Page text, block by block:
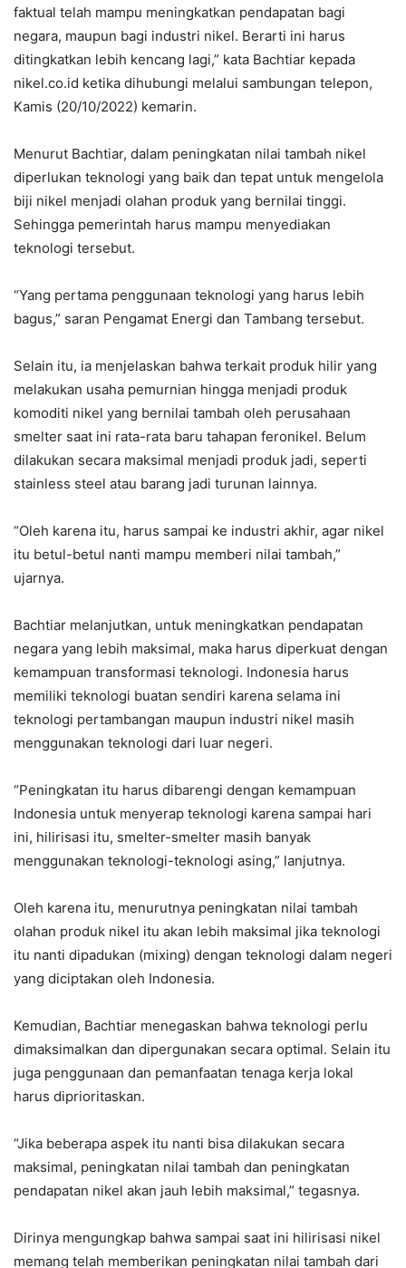
faktual telah mampu meningkatkan pendapatan bagi
negara, maupun bagi industri nikel. Berarti ini harus
ditingkatkan lebih kencang lagi,” kata Bachtiar kepada
nikel.co.id ketika dihubungi melalui sambungan telepon,
Kamis (20/10/2022) kemarin.
Menurut Bachtiar, dalam peningkatan nilai tambah nikel
diperlukan teknologi yang baik dan tepat untuk mengelola
biji nikel menjadi olahan produk yang bernilai tinggi.
Sehingga pemerintah harus mampu menyediakan
teknologi tersebut.
“Yang pertama penggunaan teknologi yang harus lebih
bagus,” saran Pengamat Energi dan Tambang tersebut.
Selain itu, ia menjelaskan bahwa terkait produk hilir yang
melakukan usaha pemurnian hingga menjadi produk
komoditi nikel yang bernilai tambah oleh perusahaan
smelter saat ini rata-rata baru tahapan feronikel. Belum
dilakukan secara maksimal menjadi produk jadi, seperti
stainless steel atau barang jadi turunan lainnya.
“Oleh karena itu, harus sampai ke industri akhir, agar nikel
itu betul-betul nanti mampu memberi nilai tambah,”
ujarnya.
Bachtiar melanjutkan, untuk meningkatkan pendapatan
negara yang lebih maksimal, maka harus diperkuat dengan
kemampuan transformasi teknologi. Indonesia harus
memiliki teknologi buatan sendiri karena selama ini
teknologi pertambangan maupun industri nikel masih
menggunakan teknologi dari luar negeri.
“Peningkatan itu harus dibarengi dengan kemampuan
Indonesia untuk menyerap teknologi karena sampai hari
ini, hilirisasi itu, smelter-smelter masih banyak
menggunakan teknologi-teknologi asing,” lanjutnya.
Oleh karena itu, menurutnya peningkatan nilai tambah
olahan produk nikel itu akan lebih maksimal jika teknologi
itu nanti dipadukan (mixing) dengan teknologi dalam negeri
yang diciptakan oleh Indonesia.
Kemudian, Bachtiar menegaskan bahwa teknologi perlu
dimaksimalkan dan dipergunakan secara optimal. Selain itu
juga penggunaan dan pemanfaatan tenaga kerja lokal
harus diprioritaskan.
“Jika beberapa aspek itu nanti bisa dilakukan secara
maksimal, peningkatan nilai tambah dan peningkatan
pendapatan nikel akan jauh lebih maksimal,” tegasnya.
Dirinya mengungkap bahwa sampai saat ini hilirisasi nikel
memang telah memberikan peningkatan nilai tambah dari